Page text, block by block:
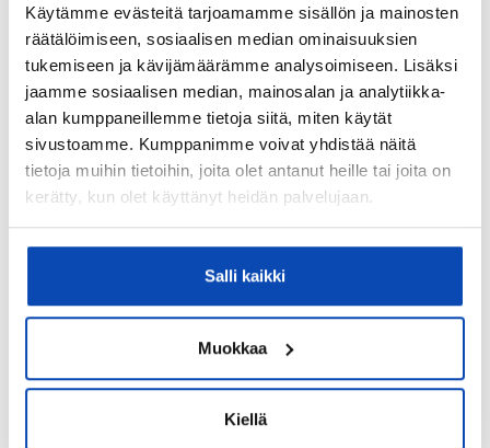
Käytämme evästeitä tarjoamamme sisällön ja mainosten
räätälöimiseen, sosiaalisen median ominaisuuksien
tukemiseen ja kävijämäärämme analysoimiseen. Lisäksi
jaamme sosiaalisen median, mainosalan ja analytiikka-
alan kumppaneillemme tietoja siitä, miten käytät
sivustoamme. Kumppanimme voivat yhdistää näitä
tietoja muihin tietoihin, joita olet antanut heille tai joita on
kerätty, kun olet käyttänyt heidän palvelujaan.
Salli kaikki
Muokkaa
Kiellä
Lämmitysjärjestelmä:
Öljy
Taloyhtiössä sauna:
Kyllä
Taloyhtiössä on: